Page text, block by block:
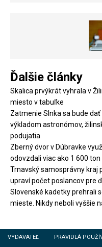
Ďalšie články
Skalica prvýkrát vyhrala v
miesto v tabuľke
Zatmenie Slnka sa bude
výkladom astronómov,
podujatia
Zberný dvor v Dúbravke
odovzdali viac ako 1 600 ton
Trnavský samosprávny
upraví počet poslancov pre
Slovenské kadetky prehrali
mieste. Nikdy neboli vyššie
VYDAVATEĽ PRAVIDLÁ